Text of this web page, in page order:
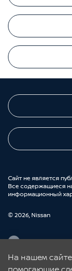
Cайт не является
Все содержащиеся
информационный
© 2026, Nissan
Nissan | Aurore Auto
На нашем